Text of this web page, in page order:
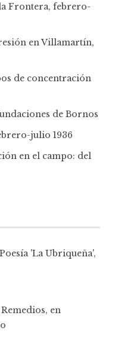
Frontera, febrero-
en Villamartín,
de concentración
de Bornos
julio 1936
en el campo: del
'La Ubriqueña',
en